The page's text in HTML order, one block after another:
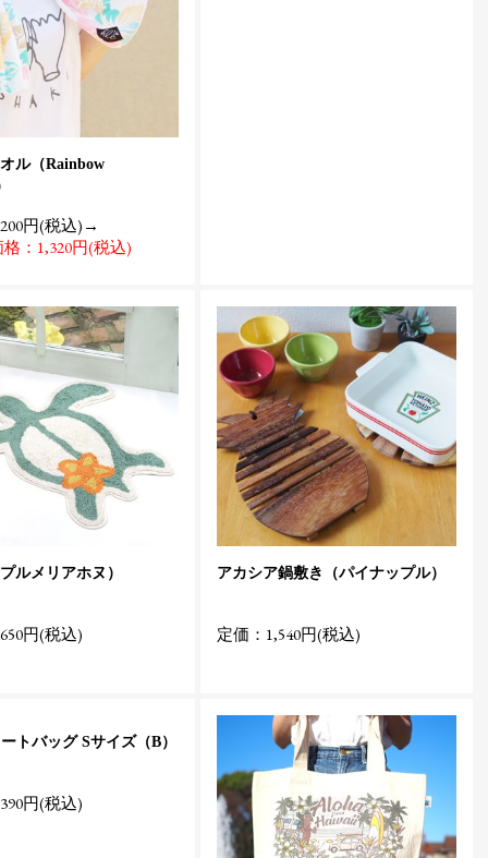
ル（Rainbow
円(税込)→
：1,320円(税込)
ルメリアホヌ）
円(税込)
アカシア鍋敷き（パイナップル）
定価：1,540円(税込)
トバッグ Sサイズ（B）
円(税込)